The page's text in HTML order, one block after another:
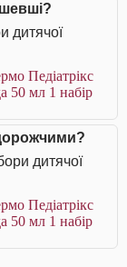
дитячої
Педіатрікс
50 мл 1 набір
дитячої
Педіатрікс
50 мл 1 набір